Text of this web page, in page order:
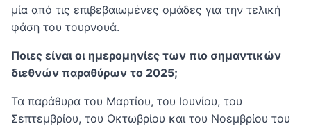
μία από τις επιβεβαιωμένες ομάδες για την τελική
φάση του τουρνουά.
Ποιες είναι οι ημερομηνίες των πιο σημαντικών
διεθνών παραθύρων το 2025;
Τα παράθυρα του Μαρτίου, του Ιουνίου, του
Σεπτεμβρίου, του Οκτωβρίου και του Νοεμβρίου του